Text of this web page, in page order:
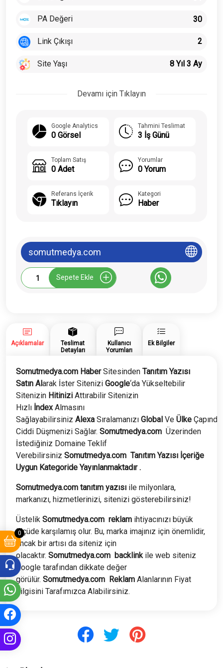
0
PA Değeri 30
Link Çıkışı 2
Site Yaşı 8 Yıl 3 Ay
Devamı için Tıklayın
Google Analytics
0 Görsel
Tahmini Teslimat
3 İş Günü
Toplam Satış
0 Adet
Yorumlar
0 Yorum
Referans İçerik
Tıklayın
Kategori
Haber
somutmedya.com
Somutmedya.com
Tanıtım
Sepete Ekle
Açıklamalar
Teslimat
Detayları
Kullanıcı
Yorumları
Ek Bilgiler
Somutmedya.com HaberSitesinden Tanıtım Yazısı
Satın Alarak İster Sitenizi Google‘da Yükseltebilir
Sitenizin Hitinizi Attırabilir Sitenizin
Hızlı İndexAlmasını
Sağlayabilirsiniz Alexa Sıralamanızı Global Ve Ülke Çapında
Ciddi Düşmenizi Sağlar. Somutmedya.com Üzerinden
İstediğiniz Domaine Teklif
Verebilirsiniz Somutmedya.com Tanıtım Yazısı İçeriğe
Uygun Kategoride Yayınlanmaktadır .
Somutmedya.com tanıtım yazısı ile milyonlara,
markanızı, hizmetlerinizi, sitenizi gösterebilirsiniz!
Üstelik Somutmedya.com reklam ihtiyacınızı büyük
ölçüde karşılamış olur. Bu, marka imajınız için önemlidir,
ancak bir artısı da siteniz için
olacaktır. Somutmedya.com backlink ile web siteniz
Google tarafından dikkate değer
görülür. Somutmedya.com Reklam Alanlarının Fiyat
bilgisini Tarafımızca Alabilirsiniz.